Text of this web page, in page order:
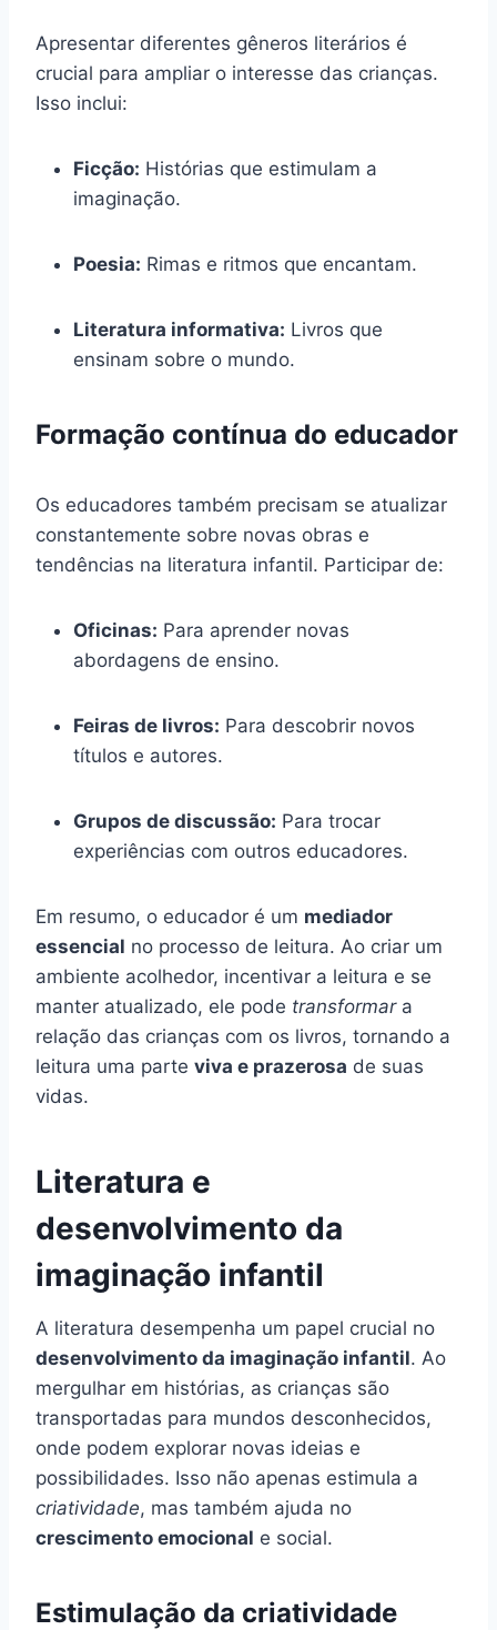
Apresentar diferentes gêneros literários é
crucial para ampliar o interesse das crianças.
Isso inclui:
Ficção: Histórias que estimulam a
imaginação.
Poesia: Rimas e ritmos que encantam.
Literatura informativa: Livros que
ensinam sobre o mundo.
Formação contínua do educador
Os educadores também precisam se atualizar
constantemente sobre novas obras e
tendências na literatura infantil. Participar de:
Oficinas: Para aprender novas
abordagens de ensino.
Feiras de livros: Para descobrir novos
títulos e autores.
Grupos de discussão: Para trocar
experiências com outros educadores.
Em resumo, o educador é um mediador
essencial no processo de leitura. Ao criar um
ambiente acolhedor, incentivar a leitura e se
manter atualizado, ele pode transformara
relação das crianças com os livros, tornando a
leitura uma parte viva e prazerosa de suas
vidas.
Literatura e
desenvolvimento da
imaginação infantil
A literatura desempenha um papel crucial no
desenvolvimento da imaginação infantil. Ao
mergulhar em histórias, as crianças são
transportadas para mundos desconhecidos,
onde podem explorar novas ideias e
possibilidades. Isso não apenas estimula a
criatividade, mas também ajuda no
crescimento emocional e social.
Estimulação da criatividade